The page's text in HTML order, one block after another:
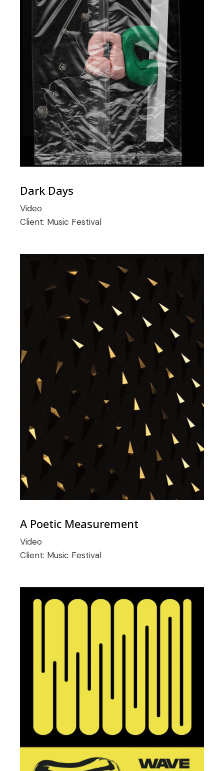
Dark Days
Video
Client: Music Festival
A Poetic Measurement
Video
Client: Music Festival